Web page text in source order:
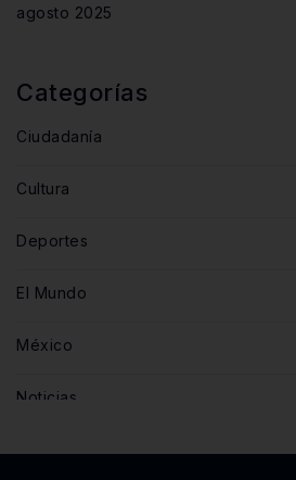
agosto 2025
Categorías
Ciudadanía
Cultura
Deportes
El Mundo
México
Noticias